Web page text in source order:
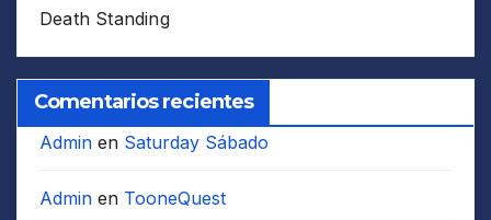
Death Standing
Comentarios recientes
Admin en Saturday Sábado
Admin en TooneQuest